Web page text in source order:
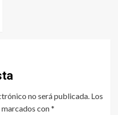
no será publicada. Los
con*